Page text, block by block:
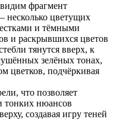
фрагмент
несколько цветущих
и тёмными
и раскрывшихся цветов
тянутся вверх, к
зелёных тонах,
цветков, подчёркивая
что позволяет
тонких нюансов
создавая игру теней